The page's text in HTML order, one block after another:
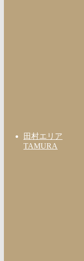
田村エリア
TAMURA